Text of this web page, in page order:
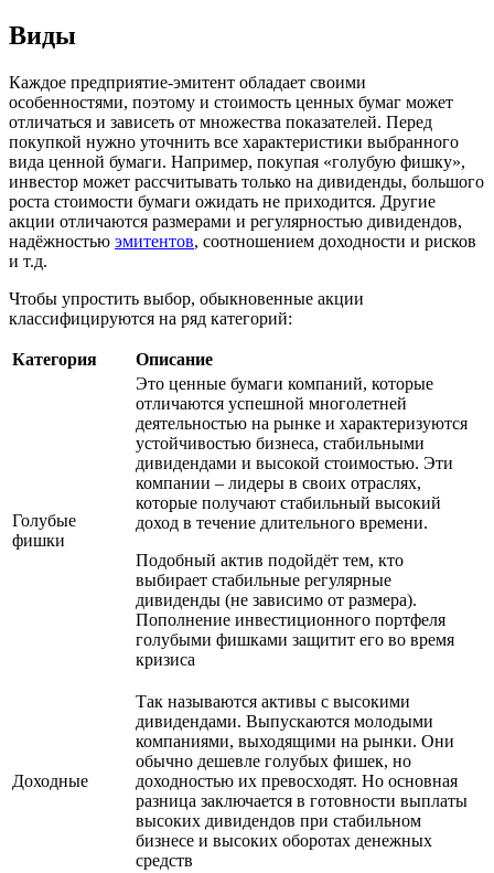
Виды
Каждое предприятие-эмитент обладает своими
особенностями, поэтому и стоимость ценных бумаг может
отличаться и зависеть от множества показателей. Перед
покупкой нужно уточнить все характеристики выбранного
вида ценной бумаги. Например, покупая «голубую фишку»,
инвестор может рассчитывать только на дивиденды, большого
роста стоимости бумаги ожидать не приходится. Другие
акции отличаются размерами и регулярностью дивидендов,
надёжностью эмитентов, соотношением доходности и рисков
и т.д.
Чтобы упростить выбор, обыкновенные акции
классифицируются на ряд категорий:
Категория Описание
Голубые
фишки
Это ценные бумаги компаний, которые
отличаются успешной многолетней
деятельностью на рынке и характеризуются
устойчивостью бизнеса, стабильными
дивидендами и высокой стоимостью. Эти
компании – лидеры в своих отраслях,
которые получают стабильный высокий
доход в течение длительного времени.
Подобный актив подойдёт тем, кто
выбирает стабильные регулярные
дивиденды (не зависимо от размера).
Пополнение инвестиционного портфеля
голубыми фишками защитит его во время
кризиса
Доходные
Так называются активы с высокими
дивидендами. Выпускаются молодыми
компаниями, выходящими на рынки. Они
обычно дешевле голубых фишек, но
доходностью их превосходят. Но основная
разница заключается в готовности выплаты
высоких дивидендов при стабильном
бизнесе и высоких оборотах денежных
средств